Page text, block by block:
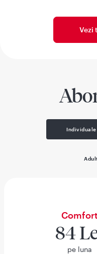
Vezi
Individuale
Comfort
84
pe luna